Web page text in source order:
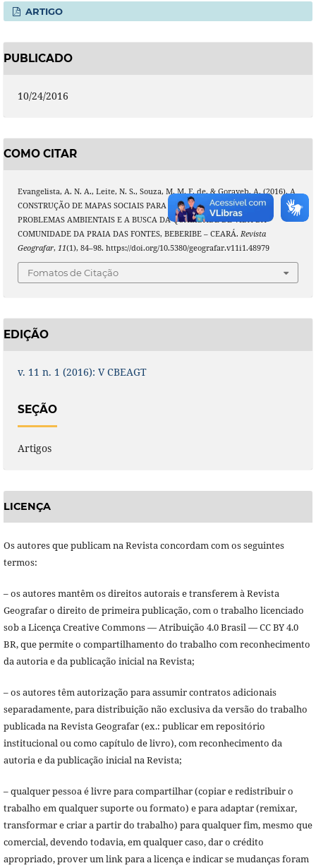
ARTIGO
PUBLICADO
10/24/2016
COMO CITAR
Evangelista, A. N. A., Leite, N. S., Souza, M. M. F. de, & Gorayeb, A. (2016). A
CONSTRUÇÃO DE MAPAS SOCIAIS PARA O RECONHECIMENTO DOS
PROBLEMAS AMBIENTAIS E A BUSCA DA QUALIDADE DE VIDA DA
COMUNIDADE DA PRAIA DAS FONTES, BEBERIBE – CEARÁ. Revista
Geografar, 11(1), 84–98. https://doi.org/10.5380/geografar.v11i1.48979
Fomatos de Citação
EDIÇÃO
v. 11 n. 1 (2016): V CBEAGT
SEÇÃO
Artigos
LICENÇA
Os autores que publicam na Revista concordam com os seguintes
termos:
– os autores mantêm os direitos autorais e transferem à Revista
Geografar o direito de primeira publicação, com o trabalho licenciado
sob a Licença Creative Commons — Atribuição 4.0 Brasil — CC BY 4.0
BR, que permite o compartilhamento do trabalho com reconhecimento
da autoria e da publicação inicial na Revista;
– os autores têm autorização para assumir contratos adicionais
separadamente, para distribuição não exclusiva da versão do trabalho
publicada na Revista Geografar (ex.: publicar em repositório
institucional ou como capítulo de livro), com reconhecimento da
autoria e da publicação inicial na Revista;
– qualquer pessoa é livre para compartilhar (copiar e redistribuir o
trabalho em qualquer suporte ou formato) e para adaptar (remixar,
transformar e criar a partir do trabalho) para qualquer fim, mesmo que
comercial, devendo todavia, em qualquer caso, dar o crédito
apropriado, prover um link para a licença e indicar se mudanças foram